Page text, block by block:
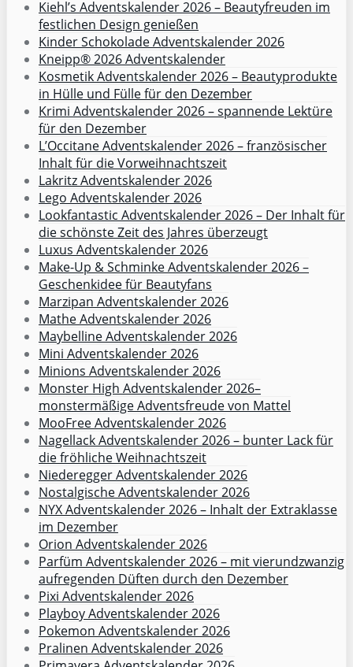
Kiehl’s Adventskalender 2026 – Beautyfreuden im
festlichen Design genießen
Kinder Schokolade Adventskalender 2026
Kneipp® 2026 Adventskalender
Kosmetik Adventskalender 2026 – Beautyprodukte
in Hülle und Fülle für den Dezember
Krimi Adventskalender 2026 – spannende Lektüre
für den Dezember
L’Occitane Adventskalender 2026 – französischer
Inhalt für die Vorweihnachtszeit
Lakritz Adventskalender 2026
Lego Adventskalender 2026
Lookfantastic Adventskalender 2026 – Der Inhalt für
die schönste Zeit des Jahres überzeugt
Luxus Adventskalender 2026
Make-Up & Schminke Adventskalender 2026 –
Geschenkidee für Beautyfans
Marzipan Adventskalender 2026
Mathe Adventskalender 2026
Maybelline Adventskalender 2026
Mini Adventskalender 2026
Minions Adventskalender 2026
Monster High Adventskalender 2026–
monstermäßige Adventsfreude von Mattel
MooFree Adventskalender 2026
Nagellack Adventskalender 2026 – bunter Lack für
die fröhliche Weihnachtszeit
Niederegger Adventskalender 2026
Nostalgische Adventskalender 2026
NYX Adventskalender 2026 – Inhalt der Extraklasse
im Dezember
Orion Adventskalender 2026
Parfüm Adventskalender 2026 – mit vierundzwanzig
aufregenden Düften durch den Dezember
Pixi Adventskalender 2026
Playboy Adventskalender 2026
Pokemon Adventskalender 2026
Pralinen Adventskalender 2026